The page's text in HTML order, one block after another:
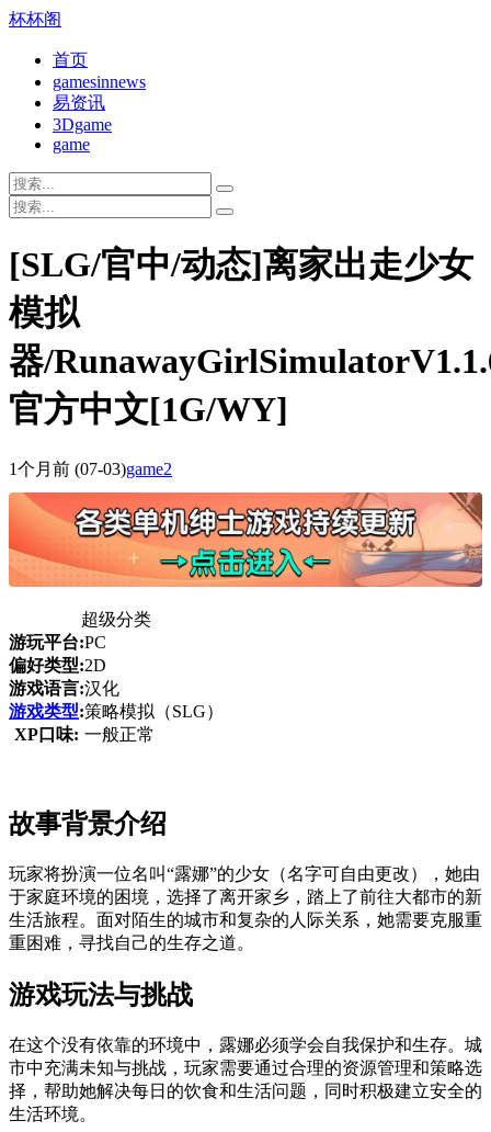
杯杯阁
首页
gamesinnews
易资讯
3Dgame
game
[SLG/官中/动态]离家出走少女
模拟
器/
官方中文[1G/WY]
1个月前 (07-03)game2
超级分类
游玩平台:PC
偏好类型:2D
游戏语言:汉化
游戏类型:策略模拟（SLG）
XP口味: 一般正常
故事背景介绍
玩家将扮演一位名叫“露娜”的少女（名字可自由更改），她由
于家庭环境的困境，选择了离开家乡，踏上了前往大都市的新
生活旅程。面对陌生的城市和复杂的人际关系，她需要克服重
重困难，寻找自己的生存之道。
游戏玩法与挑战
在这个没有依靠的环境中，露娜必须学会自我保护和生存。城
市中充满未知与挑战，玩家需要通过合理的资源管理和策略选
择，帮助她解决每日的饮食和生活问题，同时积极建立安全的
生活环境。